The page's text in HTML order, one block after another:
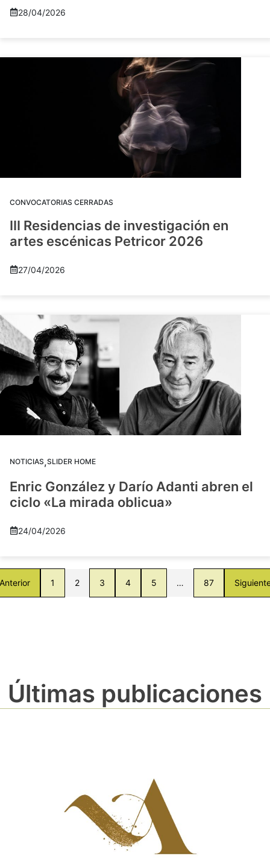
28/04/2026
CONVOCATORIAS CERRADAS
III Residencias de investigación en
artes escénicas Petricor 2026
27/04/2026
NOTICIAS,SLIDER HOME
Enric González y Darío Adanti abren el
ciclo «La mirada oblicua»
24/04/2026
1 2 3 4 5 … 87
Últimas publicaciones